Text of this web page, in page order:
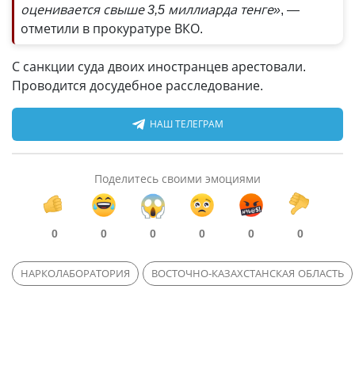
оценивается свыше 3,5 миллиарда тенге», —
отметили в прокуратуре ВКО.
С санкции суда двоих иностранцев арестовали.
Проводится досудебное расследование.
НАШ ТЕЛЕГРАМ
Поделитесь своими эмоциями
0 0 0 0 0 0
НАРКОЛАБОРАТОРИЯ ВОСТОЧНО-КАЗАХСТАНСКАЯ ОБЛАСТЬ